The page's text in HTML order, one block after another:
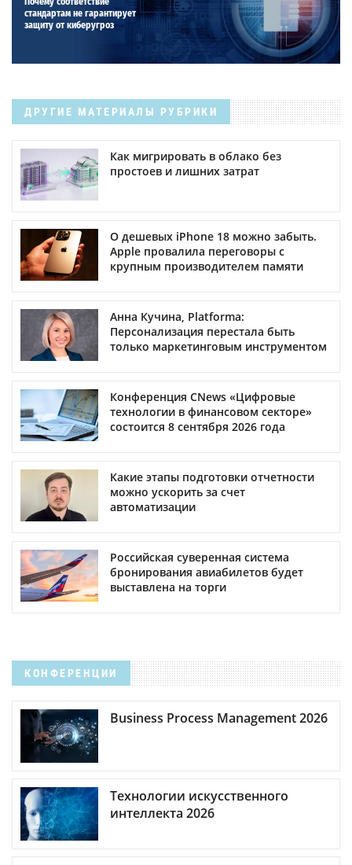
стандартам не гарантирует
защиту от киберугроз
ДРУГИЕ МАТЕРИАЛЫ РУБРИКИ
Как мигрировать в облако без
простоев и лишних затрат
О дешевых iPhone 18 можно забыть.
Apple провалила переговоры с
крупным производителем памяти
Анна Кучина, Platforma:
Персонализация перестала быть
только маркетинговым инструментом
Конференция CNews «Цифровые
технологии в финансовом секторе»
состоится 8 сентября 2026 года
Какие этапы подготовки отчетности
можно ускорить за счет
автоматизации
Российская суверенная система
бронирования авиабилетов будет
выставлена на торги
КОНФЕРЕНЦИИ
Business Process Management 2026
Технологии искусственного
интеллекта 2026